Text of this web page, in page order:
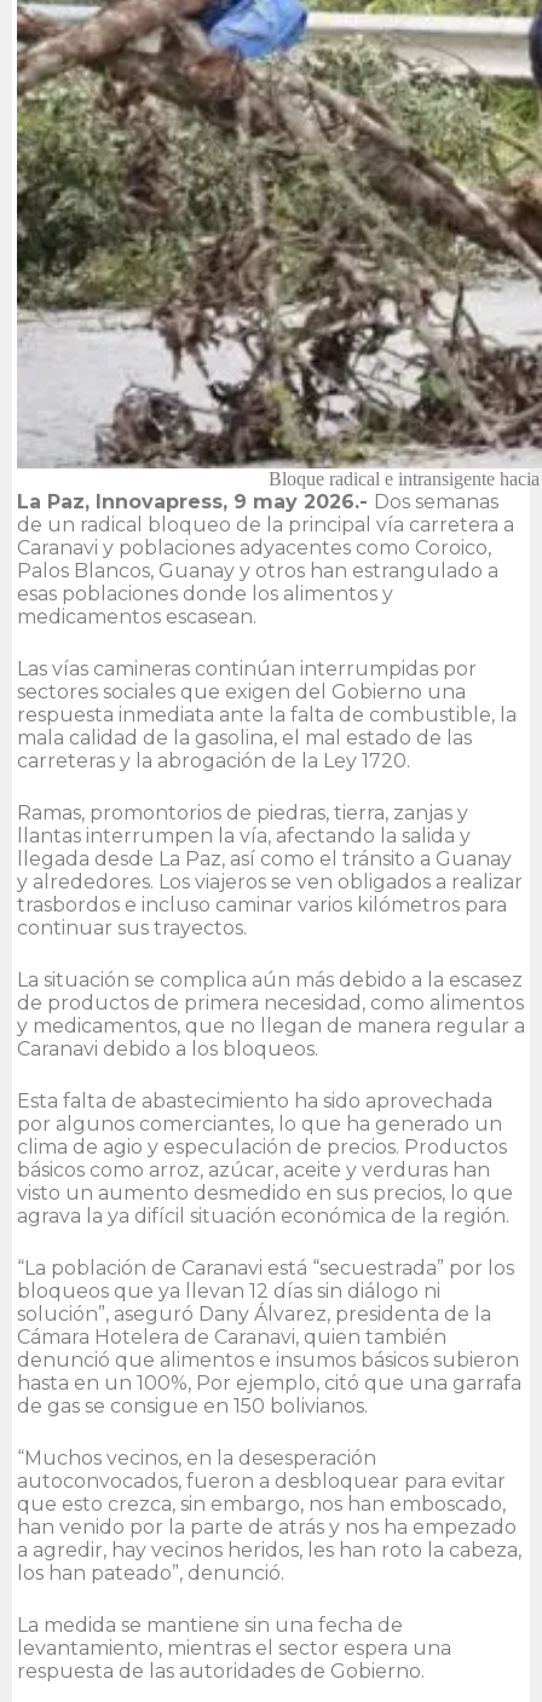
Bloque radical e intransigente
La Paz, Innovapress, 9 may 2026.- Dos semanas
de un radical bloqueo de la principal vía carretera a
Caranavi y poblaciones adyacentes como Coroico,
Palos Blancos, Guanay y otros han estrangulado a
esas poblaciones donde los alimentos y
medicamentos escasean.
Las vías camineras continúan interrumpidas por
sectores sociales que exigen del Gobierno una
respuesta inmediata ante la falta de combustible, la
mala calidad de la gasolina, el mal estado de las
carreteras y la abrogación de la Ley 1720.
Ramas, promontorios de piedras, tierra, zanjas y
llantas interrumpen la vía, afectando la salida y
llegada desde La Paz, así como el tránsito a Guanay
y alrededores. Los viajeros se ven obligados a realizar
trasbordos e incluso caminar varios kilómetros para
continuar sus trayectos.
La situación se complica aún más debido a la escasez
de productos de primera necesidad, como alimentos
y medicamentos, que no llegan de manera regular a
Caranavi debido a los bloqueos.
Esta falta de abastecimiento ha sido aprovechada
por algunos comerciantes, lo que ha generado un
clima de agio y especulación de precios. Productos
básicos como arroz, azúcar, aceite y verduras han
visto un aumento desmedido en sus precios, lo que
agrava la ya difícil situación económica de la región.
“La población de Caranavi está “secuestrada” por los
bloqueos que ya llevan 12 días sin diálogo ni
solución”, aseguró Dany Álvarez, presidenta de la
Cámara Hotelera de Caranavi, quien también
denunció que alimentos e insumos básicos subieron
hasta en un 100%, Por ejemplo, citó que una garrafa
de gas se consigue en 150 bolivianos.
“Muchos vecinos, en la desesperación
autoconvocados, fueron a desbloquear para evitar
que esto crezca, sin embargo, nos han emboscado,
han venido por la parte de atrás y nos ha empezado
a agredir, hay vecinos heridos, les han roto la cabeza,
los han pateado”, denunció.
La medida se mantiene sin una fecha de
levantamiento, mientras el sector espera una
respuesta de las autoridades de Gobierno.